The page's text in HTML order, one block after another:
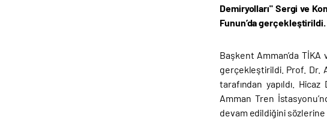
Demiryolları" Sergi ve
Funun’da gerçekleştirildi.
Başkent Amman’da TİKA
gerçekleştirildi. Prof. Dr.
tarafından yapıldı.
Amman Tren
devam edildiğini sözlerine